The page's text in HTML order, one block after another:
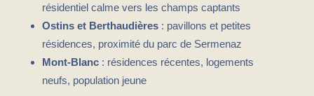
résidentiel calme vers les champs captants
Ostins et Berthaudières: pavillons et petites
résidences, proximité du parc de Sermenaz
Mont-Blanc: résidences récentes, logements
neufs, population jeune